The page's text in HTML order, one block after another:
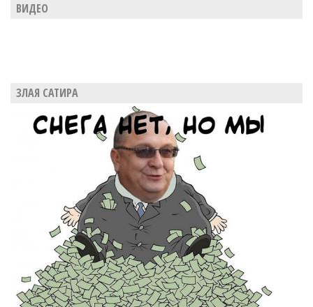
ВИДЕО
ЗЛАЯ САТИРА